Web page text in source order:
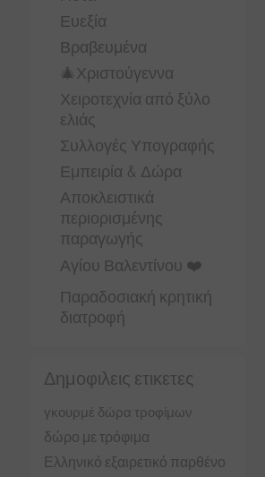
Ευεξία
Βραβευμένα
🎄Χριστούγεννα
Χειροτεχνία από ξύλο
ελιάς
Συλλογές Υπογραφής
Εμπειρία & Δώρα
Αποκλειστικά
περιορισμένης
παραγωγής
Αγίου Βαλεντίνου ❤️
Παραδοσιακή κρητική
διατροφή
Δημοφιλεις ετικετες
γκουρμέ δώρα τροφίμων
δώρο με τρόφιμα
Ελληνικό εξαιρετικό παρθένο